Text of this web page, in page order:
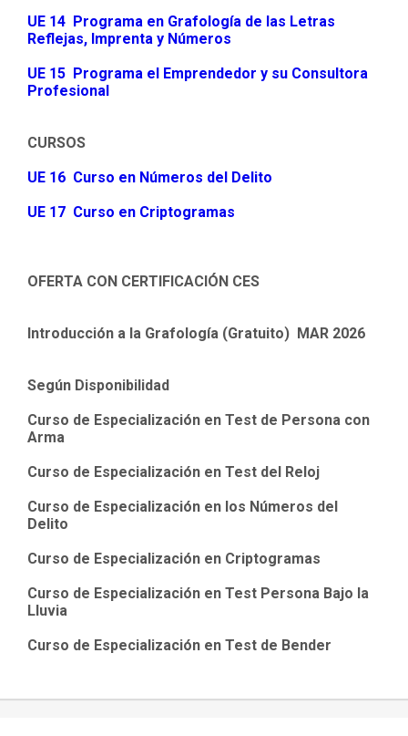
UE 14 Programa en Grafología de las Letras
Reflejas, Imprenta y Números
UE 15 Programa el Emprendedor y su Consultora
Profesional
CURSOS
UE 16 Curso en Números del Delito
UE 17 Curso en Criptogramas
OFERTA CON CERTIFICACIÓN CES
Introducción a la Grafología (Gratuito) MAR 2026
Según Disponibilidad
Curso de Especialización en Test de Persona con
Arma
Curso de Especialización en Test del Reloj
Curso de Especialización en los Números del
Delito
Curso de Especialización en Criptogramas
Curso de Especialización en Test Persona Bajo la
Lluvia
Curso de Especialización en Test de Bender